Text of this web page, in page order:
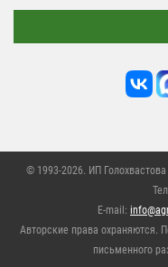
© 1993-2026. ИП Голохвастова
E-mail:
Авторские права охраняются.
письменного